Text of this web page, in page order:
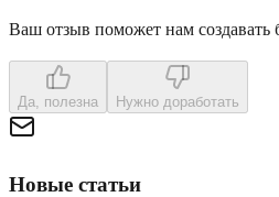
Ваш отзыв поможет нам создавать
Да, полезна Нужно доработать
Новые статьи